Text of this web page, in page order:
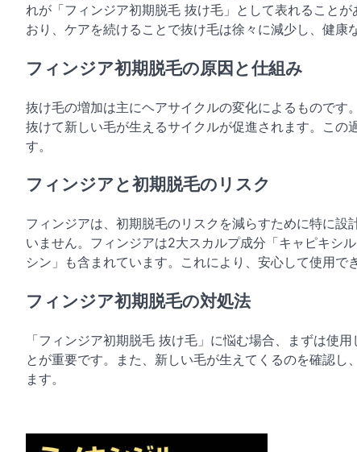
れが「フィンジア初期脱毛 抜け毛」として表れること
おり、ケアを続けることで抜け毛は徐々に減少し、健康
フィンジア初期脱毛の原因と仕組み
抜け毛の増加は主にヘアサイクルの変化によるもので
抜けて新しい毛が生えるサイクルが促進されます。こ
す。
フィンジアと初期脱毛のリスク
フィンジアは、初期脱毛のリスクを減らすために特に
いません。フィンジアは2大スカルプ成分「キャピキシ
シン」も含まれています。これにより、安心して使用で
フィンジア初期脱毛の対処法
「フィンジア初期脱毛 抜け毛」に悩む場合、まずは使
とが重要です。また、新しい毛が生えてくるのを確認
ます。